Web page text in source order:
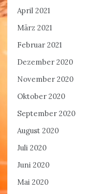
April 2021
März 2021
Februar 2021
Dezember 2020
November 2020
Oktober 2020
September 2020
August 2020
Juli 2020
Juni 2020
Mai 2020